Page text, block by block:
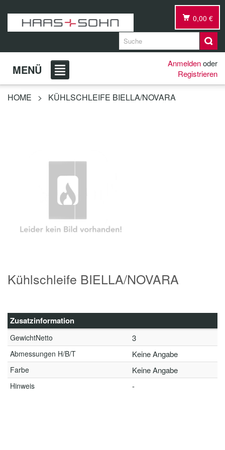
0,00 €
MENÜ Anmeldenoder
Registrieren
HOME > KÜHLSCHLEIFE BIELLA/NOVARA
Kühlschleife BIELLA/NOVARA
Zusatzinformation
GewichtNetto 3
Abmessungen H/B/T Keine Angabe
Farbe Keine Angabe
Hinweis -